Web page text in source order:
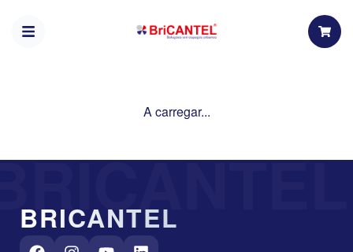
A carregar...
BRICANTEL